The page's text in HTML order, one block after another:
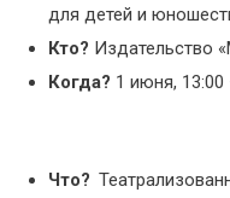
для детей и
Кто? Издательство
Когда? 1 июня,
Что?